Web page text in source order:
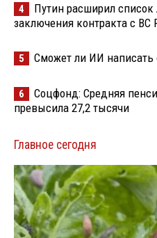
4
Путин расширил
заключения контракта с ВС
5 Сможет ли ИИ написать
6
Соцфонд: Средняя
превысила 27,2 тысячи
Главное сегодня